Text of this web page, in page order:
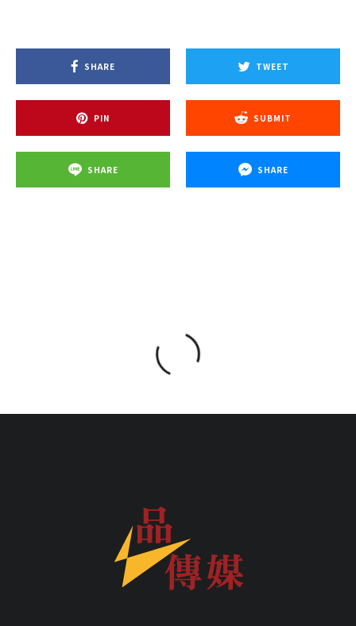
SHARE TWEET
PIN SUBMIT
SHARE SHARE